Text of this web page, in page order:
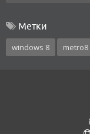
Метки
windows 8 metro8